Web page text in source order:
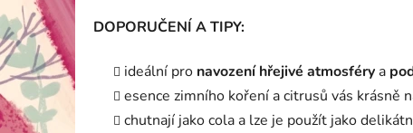
5
hvězdiček.
DOPORUČENÍ A TIPY:
ideální pro navození hřejivé atmosféry a
esence zimního koření a citrusů vás krásně
chutnají jako cola a lze je použít jako